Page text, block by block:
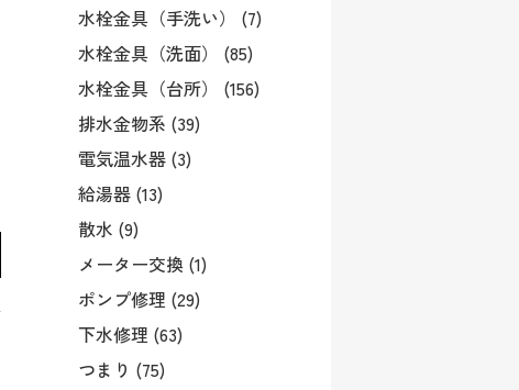
水栓金具（手洗い） (7)
水栓金具（洗面） (85)
水栓金具（台所） (156)
排水金物系 (39)
電気温水器 (3)
給湯器 (13)
散水 (9)
メーター交換 (1)
ポンプ修理 (29)
下水修理 (63)
つまり (75)